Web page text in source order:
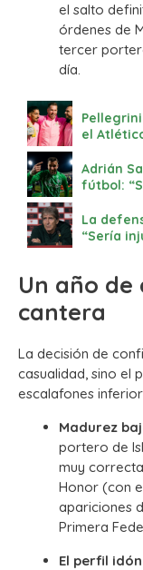
el salto
órdenes de
tercer
día.
el
Adrián
fútbol:
La
“Sería
Un año de
cantera
La decisión de
casualidad, sino el
escalafones
Madurez
portero de
muy
Honor (con
apariciones
Primera
El perfil